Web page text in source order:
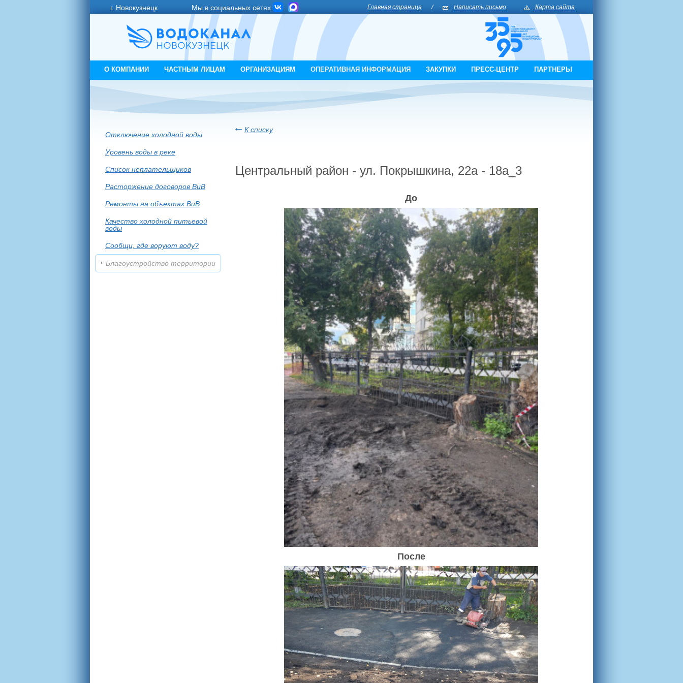
г. Новокузнецк Мы в социальных сетях Главная страница / Написать письмо Карта сайта
О КОМПАНИИ ЧАСТНЫМ ЛИЦАМ ОРГАНИЗАЦИЯМ ОПЕРАТИВНАЯ ИНФОРМАЦИЯ ЗАКУПКИ ПРЕСС-ЦЕНТР ПАРТНЕРЫ
Отключение холодной воды
Уровень воды в реке
Список неплательщиков
Расторжение договоров ВиВ
Ремонты на объектах ВиВ
Качество холодной питьевой
воды
Сообщи, где воруют воду?
Благоустройство территории
К списку
Центральный район - ул. Покрышкина, 22а - 18а_3
До
После